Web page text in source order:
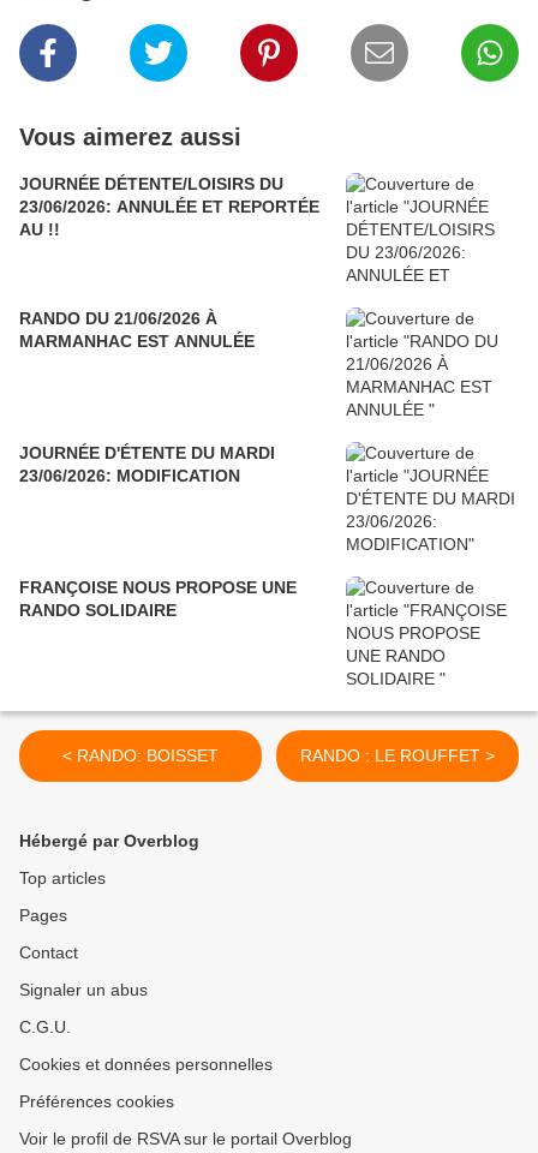
Vous aimerez aussi
JOURNÉE DÉTENTE/LOISIRS DU
23/06/2026: ANNULÉE ET REPORTÉE
AU !!
RANDO DU 21/06/2026 À
MARMANHAC EST ANNULÉE
JOURNÉE D'ÉTENTE DU MARDI
23/06/2026: MODIFICATION
FRANÇOISE NOUS PROPOSE UNE
RANDO SOLIDAIRE
< RANDO: BOISSET RANDO : LE ROUFFET >
Hébergé par Overblog
Top articles
Pages
Contact
Signaler un abus
C.G.U.
Cookies et données personnelles
Préférences cookies
Voir le profil de RSVA sur le portail Overblog